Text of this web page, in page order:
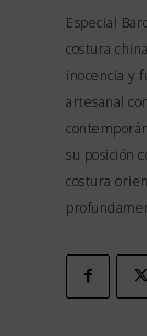
Especial
costura
inocencia y
artesanal
su posición
costura